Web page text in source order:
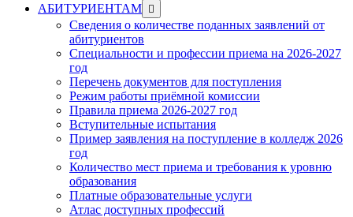
АБИТУРИЕНТАМ Show
sub
menu
Сведения о количестве поданных заявлений от
абитуриентов
Специальности и профессии приема на 2026-2027
год
Перечень документов для поступления
Режим работы приёмной комиссии
Правила приема 2026-2027 год
Вступительные испытания
Пример заявления на поступление в колледж 2026
год
Количество мест приема и требования к уровню
образования
Платные образовательные услуги
Атлас доступных профессий